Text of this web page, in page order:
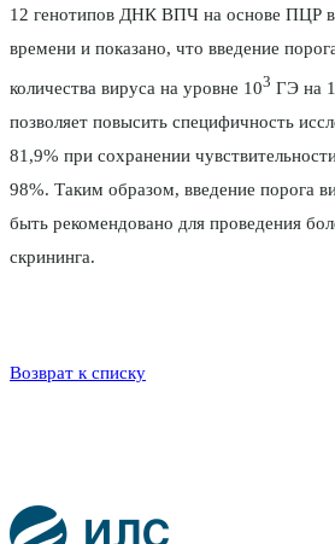
12 генотипов ДНК ВПЧ на основе ПЦР в
времени и показано, что введение
количества вируса на уровне 103 ГЭ на
позволяет повысить специфичность
81,9% при сохранении
98%. Таким образом, введение порога
быть рекомендовано для проведения
скрининга.
Возврат к списку